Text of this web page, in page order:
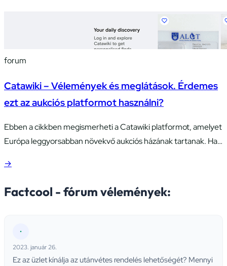
forum
Catawiki – Vélemények és meglátások. Érdemes
ezt az aukciós platformot használni?
Ebben a cikkben megismerheti a Catawiki platformot, amelyet
Európa leggyorsabban növekvő aukciós házának tartanak. Ha
venni, akkor olvass tovább. Az online vélemények gyakran
itt megpróbáljuk eloszlatni a kételyeket, és megbízható
→
Factcool - fórum vélemények:
•
2023. január 26.
Ez az üzlet kínálja az utánvétes rendelés lehetőségét? Mennyi